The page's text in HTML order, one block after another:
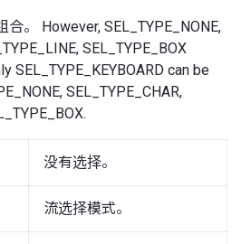
。 However, SEL_TYPE_NONE,
SEL_TYPE_BOX
SEL_TYPE_KEYBOARD can be
SEL_TYPE_CHAR,
没有选择。
流选择模式。